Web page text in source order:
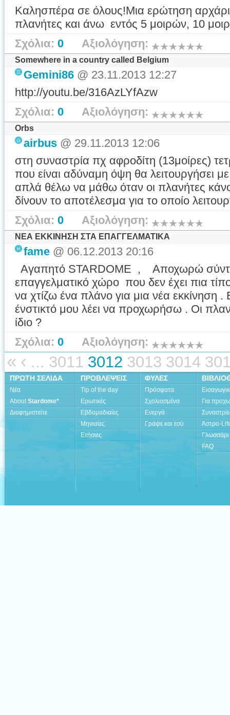
Καλησπέρα σε όλους!Μια ερώτηση
πλανήτες και άνω εντός 5 μοιρών, 10
Σχόλια: 0 Αξιολόγηση:
Somewhere in a country called Belgium
Gemini86 @ 23.11.2013 12:27
http://youtu.be/316AzLYfAzw
Σχόλια: 0 Αξιολόγηση:
Orbs
airbus @ 29.11.2013 12:06
στη συναστρία πχ αφροδίτη (13μοίρες)
που είναι αδύναμη όψη θα λειτουργήσει
απλά θέλω να μάθω όταν οι πλανήτες
δίνουν το αποτέλεσμα για το οποίο
Σχόλια: 0 Αξιολόγηση:
ΝΕΑ ΕΚΚΙΝΗΣΗ ΣΤΑ ΕΠΑΓΓΕΛΜΑΤΙΚΑ
fame @ 06.12.2013 20:16
Αγαπητό STARDOME , Aποχωρώ
επαγγελματικό χώρο που δεν έχει πια
να χτίζω ένα πλάνο για μια νέα εκκίνηση .
ένστικτό μου λέει να προχωρήσω . Οι
ίδιο ?
Σχόλια: 0 Αξιολόγηση:
« ‹ ... 3011 3012 3013 3014
ΠΡΩΤΗ ΣΕΛΙΔΑ
Νέα
AboutStardome*
Διαφημιστείτε
ΠΡΟΒΛΕΨΕΙΣ
Tip of the day
Ερωτικές
Εβδομαδιαίες
Μηνιαίες
Ετήσιες
ΦΥΛΕΣ
Πρόσφατα
Σχολιασμένα
Ενεργά
Γράψε και εσύ
Για
Άστρο-
Γλωσσάρι
FAQ